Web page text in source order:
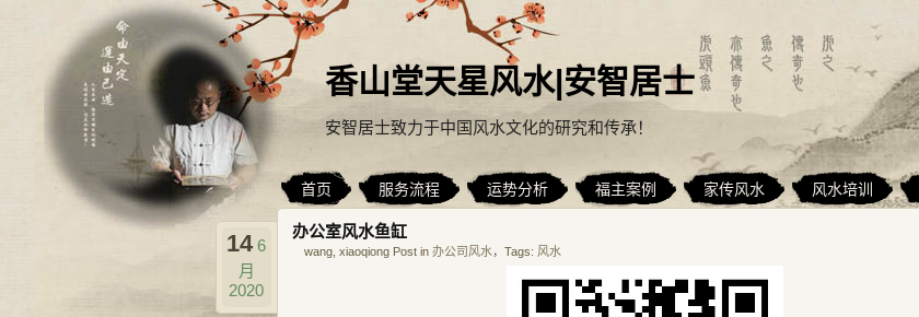
香山堂天星风水|安智居士
安智居士致力于中国风水文化的研究和传承！
首页 服务流程 运势分析 福主案例 家传风水 风水培训
办公室风水鱼缸
wang, xiaoqiong Post in 办公司风水，Tags: 风水
14 6
月
2020